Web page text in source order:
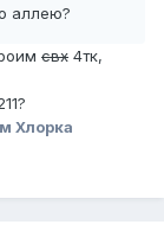
аллею?
свх 4тк,
Хлорка